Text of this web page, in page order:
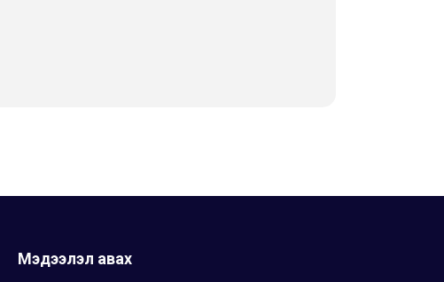
Мэдээлэл авах